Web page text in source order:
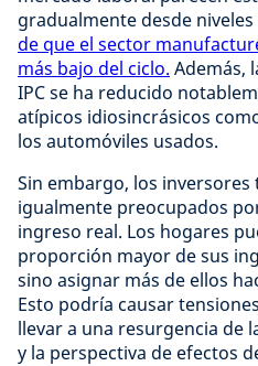
gradualmente desde niveles
de que el sector
más bajo del ciclo. Además,
IPC se ha reducido
atípicos idiosincrásicos
los automóviles usados.
Sin embargo, los
igualmente preocupados
ingreso real. Los hogares
proporción mayor de sus
sino asignar más de ellos
Esto podría causar
llevar a una resurgencia de
y la perspectiva de efectos